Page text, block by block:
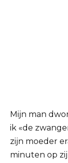
Mijn man
ik «de
zijn moeder
minuten op